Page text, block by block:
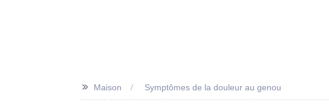
>> Maison Symptômes de la douleur au genou